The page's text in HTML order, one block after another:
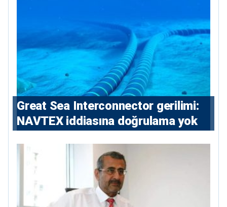
Great Sea Interconnector gerilimi:
NAVTEX iddiasına doğrulama yok